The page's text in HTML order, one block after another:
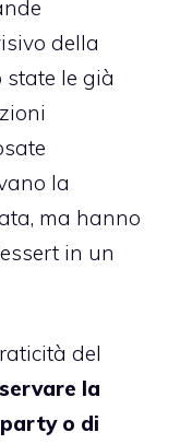
della
le già
la
ma hanno
in un
del
la
o di